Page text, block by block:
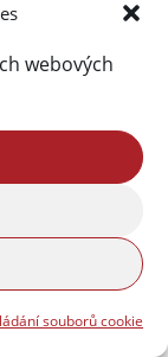
webových
souborů cookie